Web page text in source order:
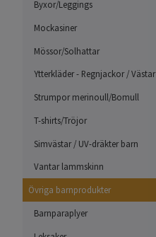
Byxor/Leggings
Mockasiner
Mössor/Solhattar
Ytterkläder - Regnjackor / Västar
Strumpor merinoull/Bomull
T-shirts/Tröjor
Simvästar / UV-dräkter barn
Vantar lammskinn
Övriga barnprodukter
Barnparaplyer